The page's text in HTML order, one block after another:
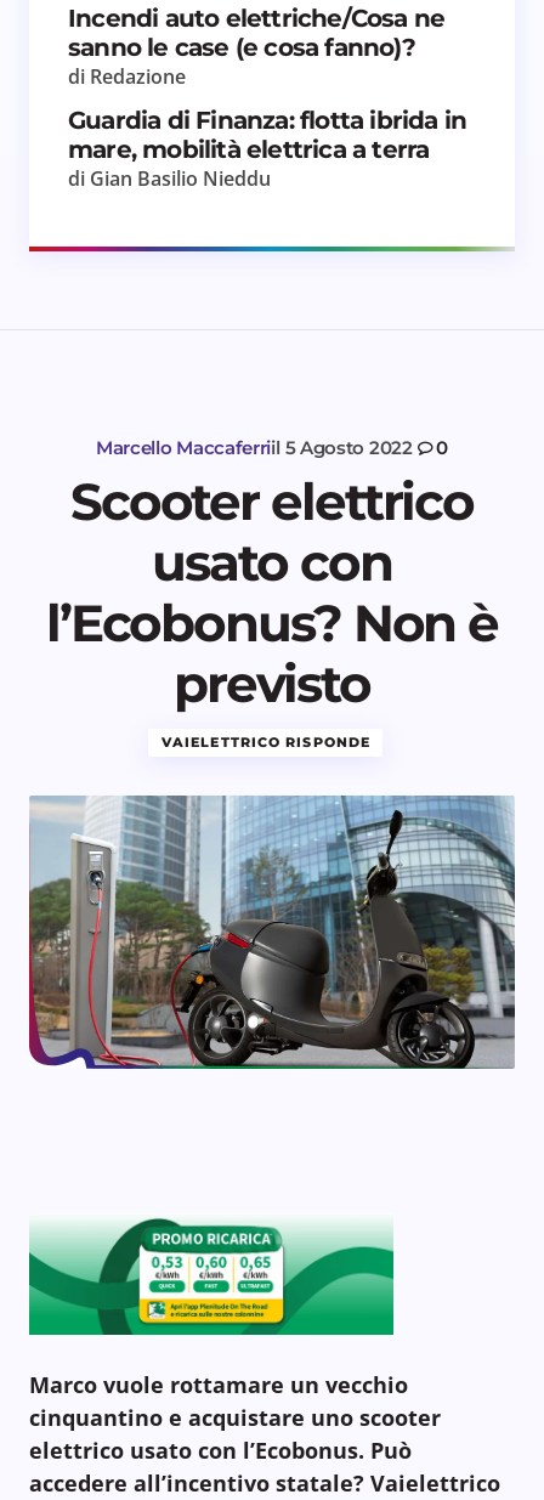
Incendi auto elettriche/Cosa ne
sanno le case (e cosa fanno)?
di Redazione
Guardia di Finanza: flotta ibrida in
mare, mobilità elettrica a terra
di Gian Basilio Nieddu
Marcello Maccaferriil 5 Agosto 2022 0
Scooter elettrico
usato con
l’Ecobonus? Non è
previsto
VAIELETTRICO RISPONDE
Marco vuole rottamare un vecchio
cinquantino e acquistare uno scooter
elettrico usato con l’Ecobonus. Può
accedere all’incentivo statale? Vaielettrico